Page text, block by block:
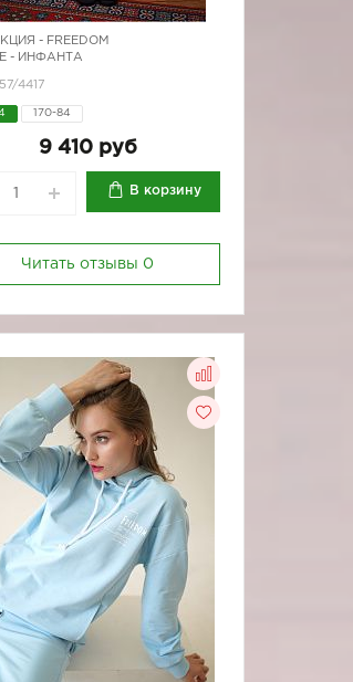
- FREEDOM
- ИНФАНТА
4417
170-84
9 410 руб
В корзину
Читать отзывы 0